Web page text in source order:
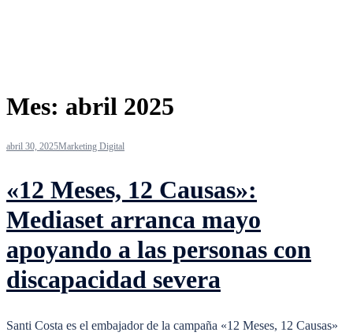
Mes: abril 2025
abril 30, 2025Marketing Digital
«12 Meses, 12 Causas»:
Mediaset arranca mayo
apoyando a las personas con
discapacidad severa
Santi Costa es el embajador de la campaña «12 Meses, 12 Causas»